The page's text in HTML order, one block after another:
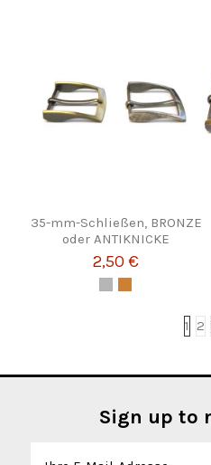
35-mm-Schließen, BRONZE
oder ANTIKNICKE
2,50 €
1 2
Sign up to